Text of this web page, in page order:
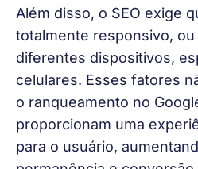
Além disso, o SEO exige
totalmente responsivo, ou
diferentes dispositivos,
celulares. Esses fatores
o ranqueamento no
proporcionam uma
para o usuário,